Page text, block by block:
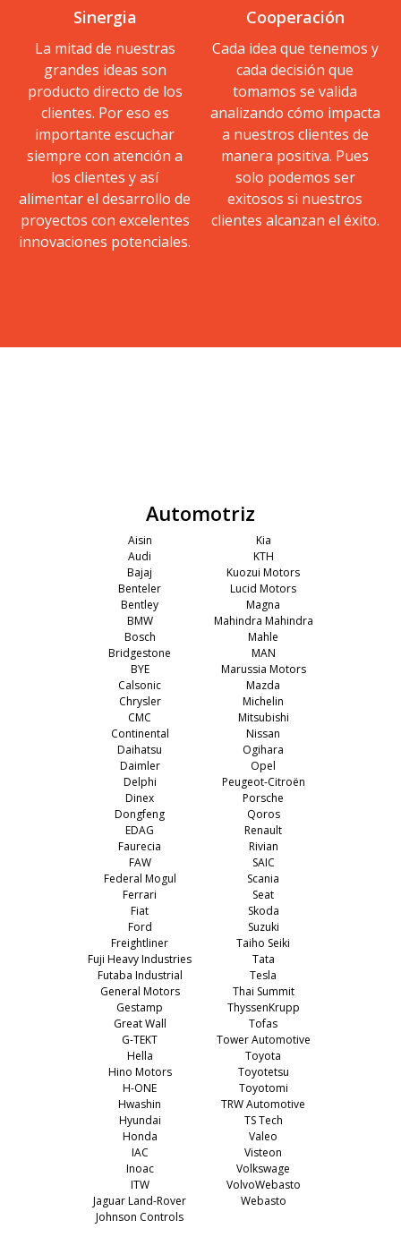
Sinergia
La mitad de nuestras
grandes ideas son
producto directo de los
clientes. Por eso es
importante escuchar
siempre con atención a
los clientes y así
alimentar el desarrollo de
proyectos con excelentes
innovaciones potenciales.
Cooperación
Cada idea que tenemos y
cada decisión que
tomamos se valida
analizando cómo impacta
a nuestros clientes de
manera positiva. Pues
solo podemos ser
exitosos si nuestros
clientes alcanzan el éxito.
Automotriz
Aisin
Kia
Audi
KTH
Bajaj
Kuozui Motors
Benteler
Lucid Motors
Bentley
Magna
BMW
Mahindra Mahindra
Bosch
Mahle
Bridgestone
MAN
BYE
Marussia Motors
Calsonic
Mazda
Chrysler
Michelin
CMC
Mitsubishi
Continental
Nissan
Daihatsu
Ogihara
Daimler
Opel
Delphi
Peugeot-Citroën
Dinex
Porsche
Dongfeng
Qoros
EDAG
Renault
Faurecia
Rivian
FAW
SAIC
Federal Mogul
Scania
Ferrari
Seat
Fiat
Skoda
Ford
Suzuki
Freightliner
Taiho Seiki
Fuji Heavy Industries
Tata
Futaba Industrial
Tesla
General Motors
Thai Summit
Gestamp
ThyssenKrupp
Great Wall
Tofas
G-TEKT
Tower Automotive
Hella
Toyota
Hino Motors
Toyotetsu
H-ONE
Toyotomi
Hwashin
TRW Automotive
Hyundai
TS Tech
Honda
Valeo
IAC
Visteon
Inoac
Volkswage
ITW
VolvoWebasto
Jaguar Land-Rover
Webasto
Johnson Controls